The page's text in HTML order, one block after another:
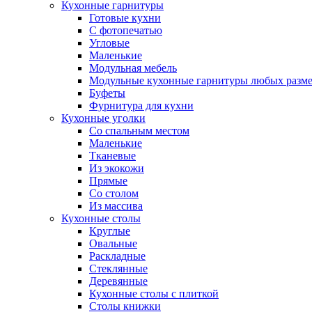
Кухонные гарнитуры
Готовые кухни
С фотопечатью
Угловые
Маленькие
Модульная мебель
Модульные кухонные гарнитуры любых
Буфеты
Фурнитура для кухни
Кухонные уголки
Со спальным местом
Маленькие
Тканевые
Из экокожи
Прямые
Со столом
Из массива
Кухонные столы
Круглые
Овальные
Раскладные
Стеклянные
Деревянные
Кухонные столы с плиткой
Столы книжки